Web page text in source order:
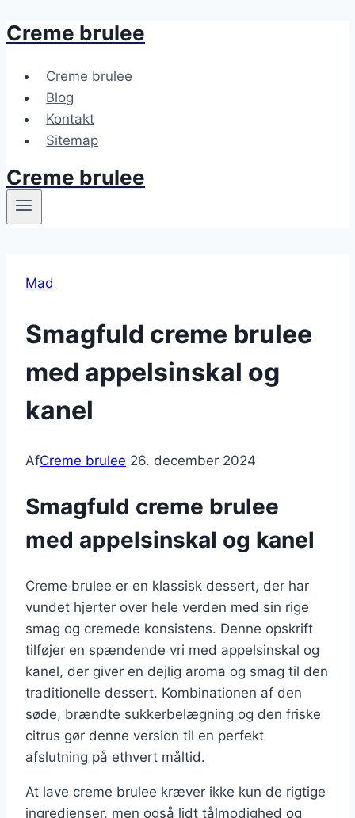
Fortsæt
indhold
Creme brulee
Creme brulee
Blog
Kontakt
Sitemap
Creme brulee
Mad
Smagfuld creme brulee
med appelsinskal og
kanel
AfCreme brulee 26. december 2024
Smagfuld creme brulee
med appelsinskal og kanel
Creme brulee er en klassisk dessert, der har
vundet hjerter over hele verden med sin rige
smag og cremede konsistens. Denne opskrift
tilføjer en spændende vri med appelsinskal og
kanel, der giver en dejlig aroma og smag til den
traditionelle dessert. Kombinationen af den
søde, brændte sukkerbelægning og den friske
citrus gør denne version til en perfekt
afslutning på ethvert måltid.
At lave creme brulee kræver ikke kun de rigtige
ingredienser, men også lidt tålmodighed og